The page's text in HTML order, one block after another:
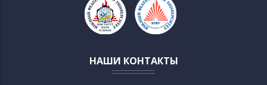
НАШИ КОНТАКТЫ